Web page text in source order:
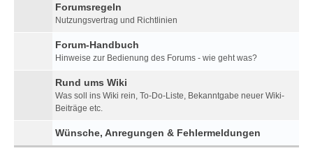
Forumsregeln
Nutzungsvertrag und Richtlinien
Forum-Handbuch
Hinweise zur Bedienung des Forums - wie geht was?
Rund ums Wiki
Was soll ins Wiki rein, To-Do-Liste, Bekanntgabe neuer Wiki-
Beiträge etc.
Wünsche, Anregungen & Fehlermeldungen